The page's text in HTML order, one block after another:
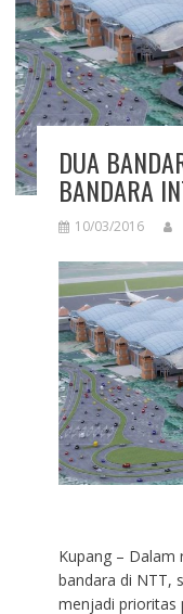
DUA
BANDARA
10/03/2016
Kupang – Dalam
bandara di NTT,
menjadi prioritas